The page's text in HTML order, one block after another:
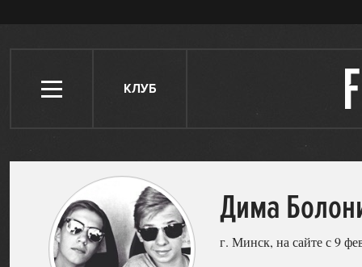
КЛУБ
Дима
г. Минск, на сайте с 9